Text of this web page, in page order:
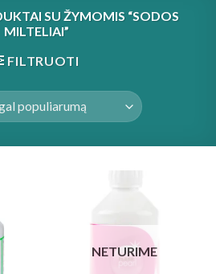
SU ŽYMOMIS “SODOS
MILTELIAI”
FILTRUOTI
NETURIME